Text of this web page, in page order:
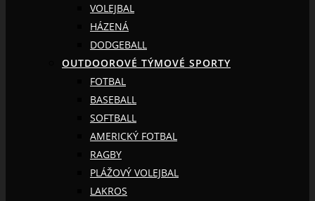
VOLEJBAL
HÁZENÁ
DODGEBALL
OUTDOOROVÉ TÝMOVÉ SPORTY
FOTBAL
BASEBALL
SOFTBALL
AMERICKÝ FOTBAL
RAGBY
PLÁŽOVÝ VOLEJBAL
LAKROS